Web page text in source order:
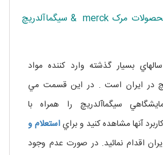
آرشيو دسته بندي ها : محصولات مرک merck & سيگماآلدريچ
بسيار گذشته وارد کننده مواد
در ايران است . در اين قسمت مي
سيگماآلدريچ را همراه با
آنها مشاهده کنيد و براياستعلام و
اقدام نمائيد. در صورت عدم وجود